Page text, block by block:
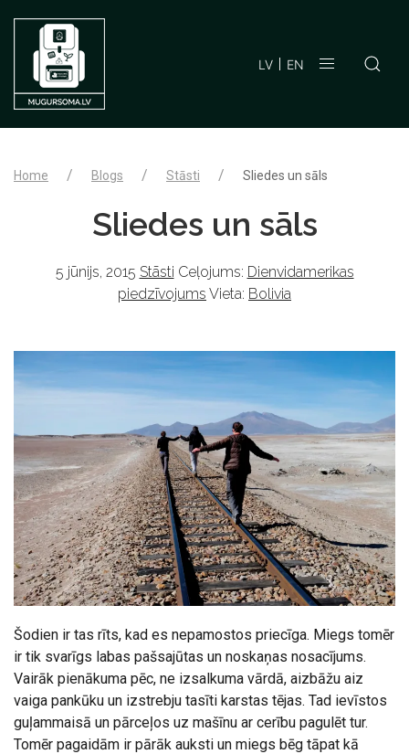
LV EN
Home Blogs Stāsti Sliedes un sāls
Sliedes un sāls
5 jūnijs, 2015 Stāsti Ceļojums: Dienvidamerikas
piedzīvojums Vieta: Bolivia
Šodien ir tas rīts, kad es nepamostos priecīga. Miegs tomēr
ir tik svarīgs labas pašsajūtas un noskaņas nosacījums.
Vairāk pienākuma pēc, ne izsalkuma vārdā, aizbāžu aiz
vaiga pankūku un izstrebju tasīti karstas tējas. Tad ievīstos
guļammaisā un pārceļos uz mašīnu ar cerību pagulēt tur.
Tomēr pagaidām ir pārāk auksti un miegs bēg tāpat kā